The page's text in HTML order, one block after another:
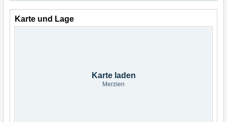
Karte und Lage
Karte laden
Merzien